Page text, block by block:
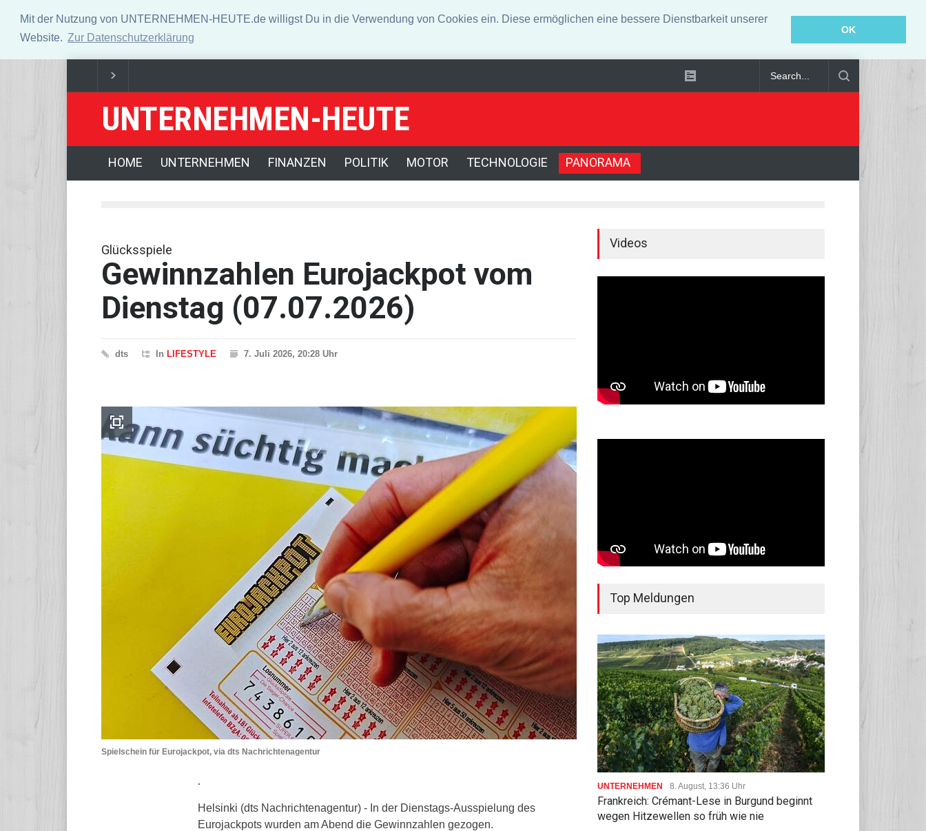
Mit der Nutzung von UNTERNEHMEN-HEUTE.de willigst Du in die Verwendung von Cookies ein. Diese ermöglichen eine bessere Dienstbarkeit unserer
Website. Zur Datenschutzerklärung
OK
US-Börsen legen zu - Trump geht erneut gegen Fed-Gouverneurin vor Angeklagter wegen Auto-Anschlag in München zu lebenslanger Haft verurteilt
UNTERNEHMEN-HEUTE
HOME UNTERNEHMEN FINANZEN POLITIK MOTOR TECHNOLOGIE PANORAMA
Glücksspiele
Gewinnzahlen Eurojackpot vom
Dienstag (07.07.2026)
dts In LIFESTYLE 7. Juli 2026, 20:28 Uhr
Spielschein für Eurojackpot, via dts Nachrichtenagentur
.
Helsinki (dts Nachrichtenagentur) - In der Dienstags-Ausspielung des
Eurojackpots wurden am Abend die Gewinnzahlen gezogen.
Videos
Top Meldungen
UNTERNEHMEN 8. August, 13:36 Uhr
Frankreich: Crémant-Lese in Burgund beginnt
wegen Hitzewellen so früh wie nie